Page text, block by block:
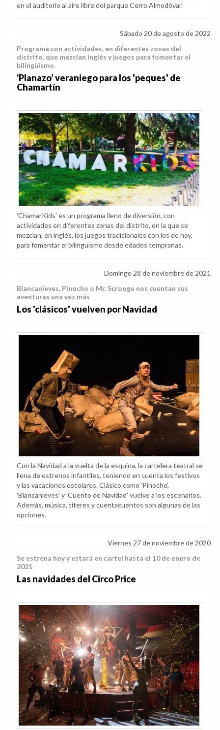
en el auditorio al aire libre del parque Cerro Almodóvar.
Sábado 20 de agosto de 2022
Programa con actividades, en diferentes zonas del
distrito, que mezclan inglés y juegos para fomentar el
bilingüismo
‘Planazo’ veraniego para los 'peques' de
Chamartín
'ChamarKids' es un programa lleno de diversión, con
actividades en diferentes zonas del distrito, en la que se
mezclan, en inglés, los juegos tradicionales con los de hoy,
para fomentar el bilingüismo desde edades tempranas.
Domingo 28 de noviembre de 2021
Blancanieves, Pinocho o Mr. Scrooge nos cuentan sus
aventuras una vez más
Los 'clásicos' vuelven por Navidad
Con la Navidad a la vuelta de la esquina, la cartelera teatral se
llena de estrenos infantiles, teniendo en cuenta los festivos
y las vacaciones escolares. Clásico como 'Pinocho',
'Blancanieves' y 'Cuento de Navidad' vuelve a los escenarios.
Además, música, títeres y cuentacuentos son algunas de las
opciones.
Viernes 27 de noviembre de 2020
Se estrena hoy y estará en cartel hasta el 10 de enero de
2021
Las navidades del Circo Price